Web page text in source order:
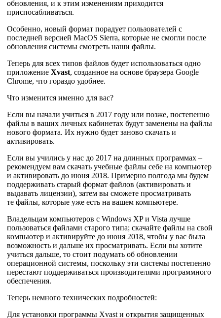
обновления, и к этим изменениям приходится
приспосабливаться.
Особенно, новый формат порадует пользователей с
последней версией MacOS Sierra, которые не смогли после
обновления системы смотреть наши файлы.
Теперь для всех типов файлов будет использоваться одно
приложение Xvast, созданное на основе браузера Google
Chrome, что гораздо удобнее.
Что изменится именно для вас?
Если вы начали учиться в 2017 году или позже, постепенно
файлы в ваших личных кабинетах будут заменены на файлы
нового формата. Их нужно будет заново скачать и
активировать.
Если вы учились у нас до 2017 на длинных программах –
рекомендуем вам скачать учебные файлы себе на компьютер
и активировать до июня 2018. Примерно полгода мы будем
поддерживать старый формат файлов (активировать и
выдавать лицензии), затем вы сможете просматривать
те файлы, которые уже есть на вашем компьютере.
Владельцам компьютеров с Windows XP и Vista лучше
пользоваться файлами старого типа; скачайте файлы на свой
компьютер и активируйте до июня 2018, чтобы у вас была
возможность и дальше их просматривать. Если вы хотите
учиться дальше, то стоит подумать об обновлении
операционной системы, поскольку эти системы постепенно
перестают поддерживаться производителями программного
обеспечения.
Теперь немного технических подробностей:
Для установки программы Xvast и открытия защищенных